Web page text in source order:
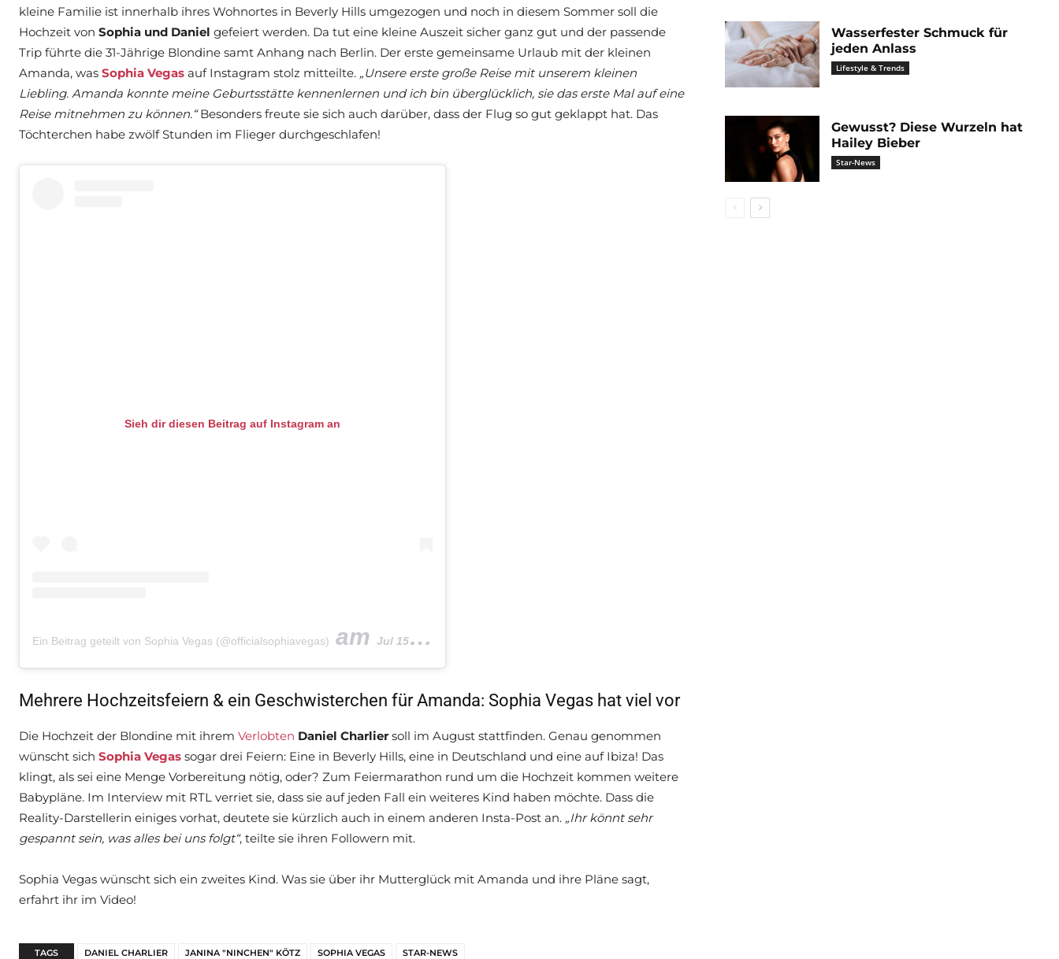
kleine Familie ist innerhalb ihres Wohnortes in Beverly Hills umgezogen und noch in diesem Sommer soll die
Hochzeit von Sophia und Daniel gefeiert werden. Da tut eine kleine Auszeit sicher ganz gut und der passende
Trip führte die 31-Jährige Blondine samt Anhang nach Berlin. Der erste gemeinsame Urlaub mit der kleinen
Amanda, was Sophia Vegas auf Instagram stolz mitteilte. „Unsere erste große Reise mit unserem kleinen
Liebling. Amanda konnte meine Geburtsstätte kennenlernen und ich bin überglücklich, sie das erste Mal auf eine
Reise mitnehmen zu können.“Besonders freute sie sich auch darüber, dass der Flug so gut geklappt hat. Das
Töchterchen habe zwölf Stunden im Flieger durchgeschlafen!
Sieh dir diesen Beitrag auf Instagram an
Ein Beitrag geteilt von Sophia Vegas (@officialsophiavegas) am Jul 15, 2019 um 12:58 PDT
Mehrere Hochzeitsfeiern & ein Geschwisterchen für Amanda: Sophia Vegas hat viel vor
Die Hochzeit der Blondine mit ihrem Verlobten Daniel Charlier soll im August stattfinden. Genau genommen
wünscht sich Sophia Vegas sogar drei Feiern: Eine in Beverly Hills, eine in Deutschland und eine auf Ibiza! Das
klingt, als sei eine Menge Vorbereitung nötig, oder? Zum Feiermarathon rund um die Hochzeit kommen weitere
Babypläne. Im Interview mit RTL verriet sie, dass sie auf jeden Fall ein weiteres Kind haben möchte. Dass die
Reality-Darstellerin einiges vorhat, deutete sie kürzlich auch in einem anderen Insta-Post an. „Ihr könnt sehr
gespannt sein, was alles bei uns folgt“, teilte sie ihren Followern mit.
Sophia Vegas wünscht sich ein zweites Kind. Was sie über ihr Mutterglück mit Amanda und ihre Pläne sagt,
erfahrt ihr im Video!
TAGS DANIEL CHARLIER JANINA "NINCHEN" KÖTZ SOPHIA VEGAS STAR-NEWS
Wasserfester Schmuck für
jeden Anlass
Lifestyle & Trends
Gewusst? Diese Wurzeln hat
Hailey Bieber
Star-News